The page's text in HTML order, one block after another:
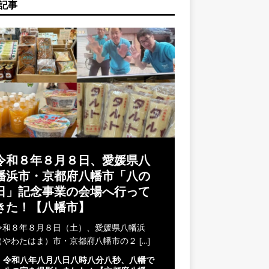
事
和８年８月８日、愛媛県八
浜市・京都府八幡市「八の
」記念事業の会場へ行って
た！【八幡市】
和８年８月８日（土）、愛媛県八幡浜
やわたはま）市・京都府八幡市の２ [...]
令和八年八月八日八時八分八秒、八幡で